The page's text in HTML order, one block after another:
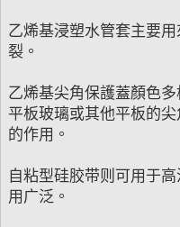
乙烯基浸塑水管套主要
裂。
乙烯基尖角保護蓋顏色
平板玻璃或其他平板的
的作用。
自粘型硅胶带则可用于
用广泛。